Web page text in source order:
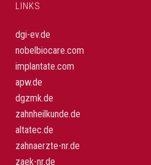
LINKS
dgi-ev.de
nobelbiocare.com
implantate.com
apw.de
dgzmk.de
zahnheilkunde.de
altatec.de
zahnaerzte-nr.de
zaek-nr.de